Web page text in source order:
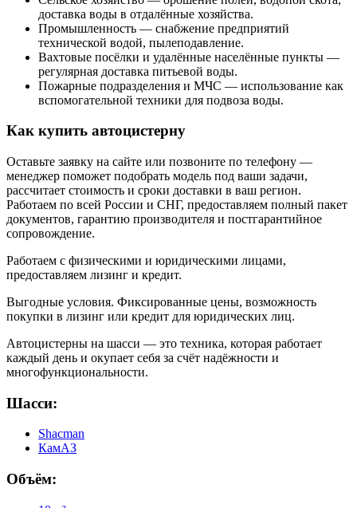
доставка воды в отдалённые хозяйства.
Промышленность — снабжение предприятий
технической водой, пылеподавление.
Вахтовые посёлки и удалённые населённые пункты —
регулярная доставка питьевой воды.
Пожарные подразделения и МЧС — использование как
вспомогательной техники для подвоза воды.
Как купить автоцистерну
Оставьте заявку на сайте или позвоните по телефону —
менеджер поможет подобрать модель под ваши задачи,
рассчитает стоимость и сроки доставки в ваш регион.
Работаем по всей России и СНГ, предоставляем полный пакет
документов, гарантию производителя и постгарантийное
сопровождение.
Работаем с физическими и юридическими лицами,
предоставляем лизинг и кредит.
Выгодные условия. Фиксированные цены, возможность
покупки в лизинг или кредит для юридических лиц.
Автоцистерны на шасси — это техника, которая работает
каждый день и окупает себя за счёт надёжности и
многофункциональности.
Шасси:
Shacman
КамАЗ
Объём: